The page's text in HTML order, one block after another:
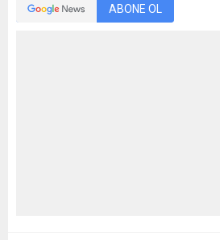
ABONE OL